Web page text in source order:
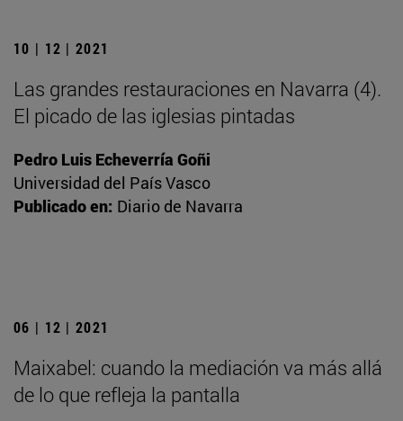
10 | 12 | 2021
Las grandes restauraciones en Navarra (4).
El picado de las iglesias pintadas
Pedro Luis Echeverría Goñi
Universidad del País Vasco
Publicado en: Diario de Navarra
06 | 12 | 2021
Maixabel: cuando la mediación va más allá
de lo que refleja la pantalla